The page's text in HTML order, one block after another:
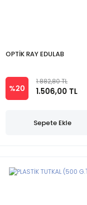
OPTİK RAY EDULAB
%20
1.882,80 TL
1.506,00 TL
Sepete Ekle